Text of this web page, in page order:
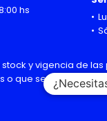
hs
y vigencia de las
o que sean